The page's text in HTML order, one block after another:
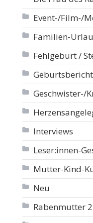
Event-/Film-/
Familien-
Fehlgeburt /
Geschwister-/
Interviews
Leser:innen-
Mutter-Kind-
Neu
Rabenmutter